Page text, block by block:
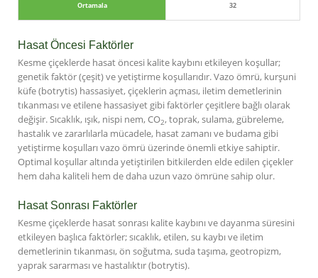
Ortamala 32
Hasat Öncesi Faktörler
Kesme çiçeklerde hasat öncesi kalite kaybını etkileyen koşullar;
genetik faktör (çeşit) ve yetiştirme koşullarıdır. Vazo ömrü, kurşuni
küfe (botrytis) hassasiyet, çiçeklerin açması, iletim demetlerinin
tıkanması ve etilene hassasiyet gibi faktörler çeşitlere bağlı olarak
değişir. Sıcaklık, ışık, nispi nem, CO2, toprak, sulama, gübreleme,
hastalık ve zararlılarla mücadele, hasat zamanı ve budama gibi
yetiştirme koşulları vazo ömrü üzerinde önemli etkiye sahiptir.
Optimal koşullar altında yetiştirilen bitkilerden elde edilen çiçekler
hem daha kaliteli hem de daha uzun vazo ömrüne sahip olur.
Hasat Sonrası Faktörler
Kesme çiçeklerde hasat sonrası kalite kaybını ve dayanma süresini
etkileyen başlıca faktörler; sıcaklık, etilen, su kaybı ve iletim
demetlerinin tıkanması, ön soğutma, suda taşıma, geotropizm,
yaprak sararması ve hastalıktır (botrytis).